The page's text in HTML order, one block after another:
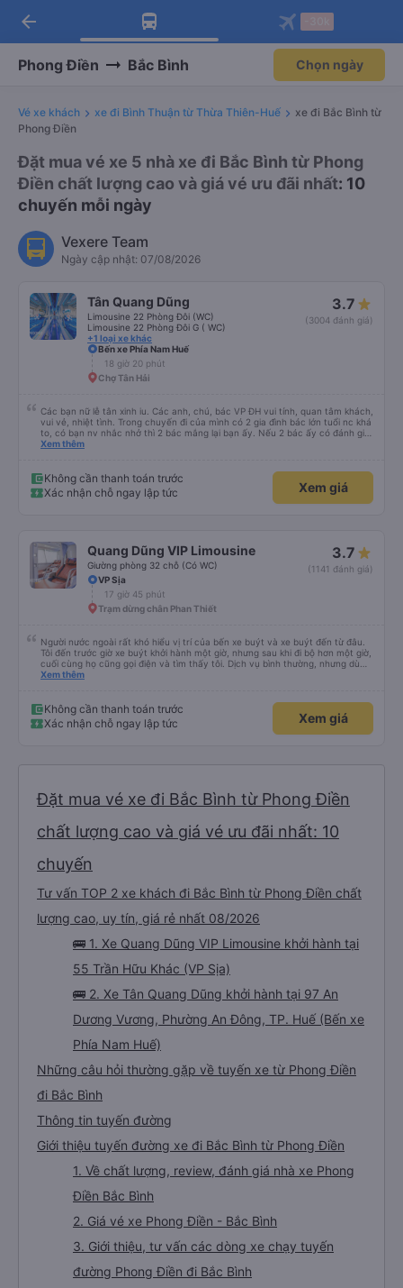
Tải app Vexere ngay!
Nhận ưu đãi thành viên độc
Mở app
Tải app Vexere
-30k/ghế khi đặt vé máy bay qua
Mở app
arrow_back
Phong Điền Bắc Bình Chọn ngày
Vé xe khách xe đi Bình Thuận từ Thừa Thiên-Huế
xe đi Bắc Bình từ
Phong Điền
Đặt mua vé xe 5 nhà xe đi Bắc Bình từ Phong
Điền chất lượng cao và giá vé ưu đãi nhất: 10
chuyến mỗi ngày
Vexere Team
Ngày cập nhật: 07/08/2026
Tân Quang Dũng
Limousine 22 Phòng Đôi (WC)
Limousine 22 Phòng Đôi G ( WC)
+1 loại xe khác
3.7
(3004 đánh giá)
Bến xe Phía Nam Huế
18 giờ 20 phút
Chợ Tân Hải
Các bạn nữ lễ tân xinh iu. Các anh, chú, bác VP ĐH vui tính, quan tâm khách,
vui vẻ, nhiệt tình. Trong chuyến đi của mình có 2 gia đình bác lớn tuổi nc khá
to, có bạn nv nhắc nhở thì 2 bác mắng lại bạn ấy. Nếu 2 bác ấy có đánh giá
xấu thì mình ngược lại nha. Bạn ấy nhắc nhở rất đúng. 2 bác nói rất to. To
bạn ấy nha. Nếu bạn ấy bị trừ thì bảo bạn ấy liên hệ sđt của mình, mình hỗ
trợ ạ. Số mình đuôi 666, chuyến ĐH-NT ngày 16/1. À các bạn nữ lễ tân xinh
iu còn đổi cho mình phòng đơn sang đôi xong còn note là (một mình) yêu
Xem thêm
Không cần thanh toán trước
Xác nhận chỗ ngay lập tức
Xem giá
Quang Dũng VIP Limousine
Giường phòng 32 chỗ (Có WC)
3.7
(1141 đánh giá)
VP Sịa
17 giờ 45 phút
Trạm dừng chân Phan Thiết
Người nước ngoài rất khó hiểu vị trí của bến xe buýt và xe buýt đến từ đâu.
Tôi đến trước giờ xe buýt khởi hành một giờ, nhưng sau khi đi bộ hơn một giờ,
cuối cùng họ cũng gọi điện và tìm thấy tôi. Dịch vụ bình thường, nhưng dù
sao thì tôi ngủ ngon hơn ở khách sạn vì tôi rất thoải mái. Sẽ tuyệt hơn nếu
Xem thêm
Không cần thanh toán trước
Xác nhận chỗ ngay lập tức
Xem giá
Đặt mua vé xe đi Bắc Bình từ Phong Điền
chất lượng cao và giá vé ưu đãi nhất: 10
chuyến
Tư vấn TOP 2 xe khách đi Bắc Bình từ Phong Điền chất
lượng cao, uy tín, giá rẻ nhất 08/2026
🚌 1. Xe Quang Dũng VIP Limousine khởi hành tại
55 Trần Hữu Khác (VP Sịa)
🚌 2. Xe Tân Quang Dũng khởi hành tại 97 An
Dương Vương, Phường An Đông, TP. Huế (Bến xe
Phía Nam Huế)
Những câu hỏi thường gặp về tuyến xe từ Phong Điền
đi Bắc Bình
Thông tin tuyến đường
Giới thiệu tuyến đường xe đi Bắc Bình từ Phong Điền
1. Về chất lượng, review, đánh giá nhà xe Phong
Điền Bắc Bình
2. Giá vé xe Phong Điền - Bắc Bình
3. Giới thiệu, tư vấn các dòng xe chạy tuyến
đường Phong Điền đi Bắc Bình